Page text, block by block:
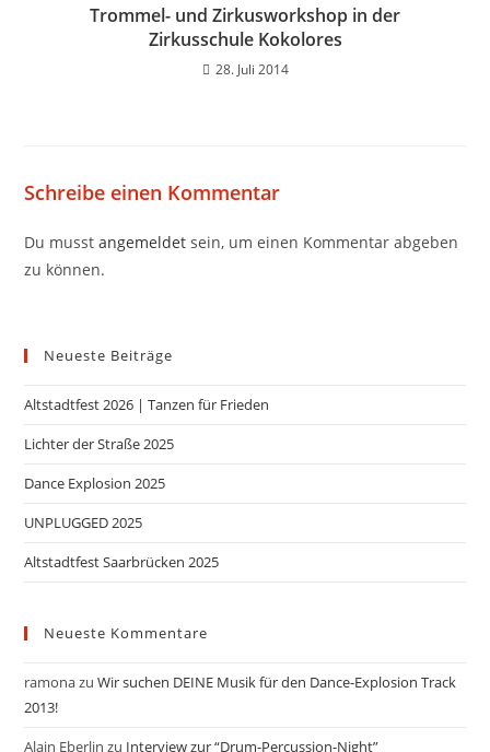
Trommel- und Zirkusworkshop in der
Zirkusschule Kokolores
28. Juli 2014
Schreibe einen Kommentar
Du musstangemeldet sein, um einen Kommentar abgeben
zu können.
Neueste Beiträge
Altstadtfest 2026 | Tanzen für Frieden
Lichter der Straße 2025
Dance Explosion 2025
UNPLUGGED 2025
Altstadtfest Saarbrücken 2025
Neueste Kommentare
ramonazuWir suchen DEINE Musik für den Dance-Explosion Track
2013!
Alain Eberlin zu Interview zur “Drum-Percussion-Night”